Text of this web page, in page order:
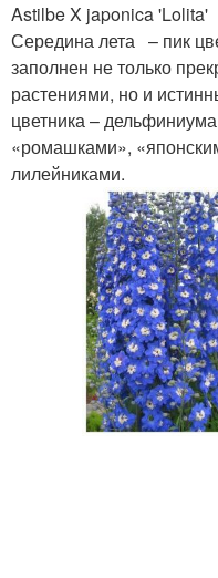
Astilbe X japonica 'Lolita'
Середина лета – пик
заполнен не только
растениями, но и
цветника –
«ромашками»,
лилейниками.